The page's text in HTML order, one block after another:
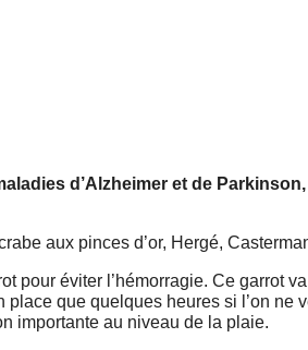
d’Alzheimer et de
aux pinces d’or, Hergé,
pour éviter l’hémorragie. Ce garrot
que quelques heures si l’on ne
importante au niveau de la plaie.